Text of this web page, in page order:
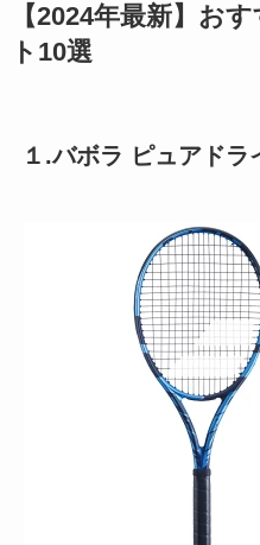
【2024年最新】お
ト10選
１.バボラ ピュアドラ